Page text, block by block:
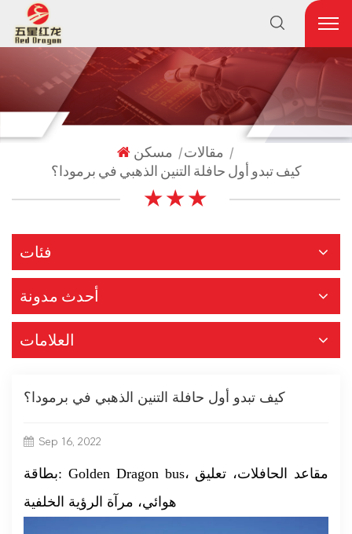
مسكن | مقالات |
كيف تبدو أول حافلة التنين الذهبي في برمودا؟
★ ★ ★
فئات
أحدث مدونة
العلامات
كيف تبدو أول حافلة التنين الذهبي في برمودا؟
Sep 16, 2022
بطاقة: Golden Dragon bus، مقاعد الحافلات، تعليق
هوائي، مرآة الرؤية الخلفية